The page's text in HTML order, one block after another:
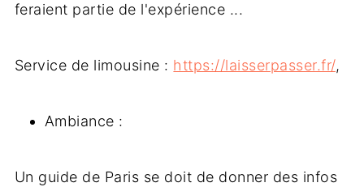
feraient partie de l'expérience ...
Service de limousine : https://laisserpasser.fr/,
Ambiance :
Un guide de Paris se doit de donner des infos